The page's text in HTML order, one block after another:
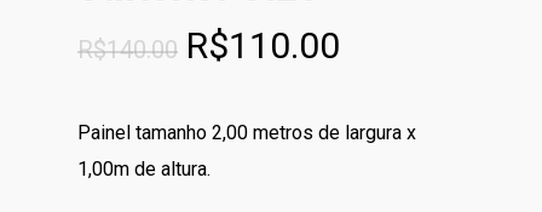
R$140.00 O
original
era:
R$140.00.
R$110.00
atual
é:
Painel tamanho 2,00 metros de largura x
1,00m de altura.